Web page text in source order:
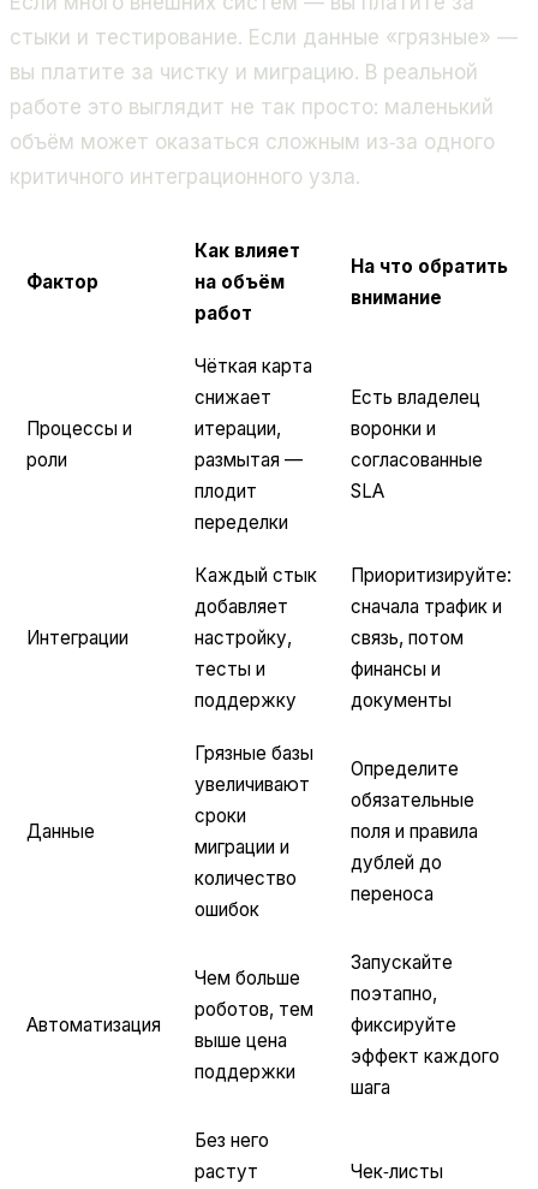
стыки и тестирование. Если данные «грязные» —
вы платите за чистку и миграцию. В реальной
работе это выглядит не так просто: маленький
объём может оказаться сложным из‑за одного
критичного интеграционного узла.
Фактор
Как влияет
на объём
работ
На что обратить
внимание
Процессы и
роли
Чёткая карта
снижает
итерации,
размытая —
плодит
переделки
Есть владелец
воронки и
согласованные
SLA
Интеграции
Каждый стык
добавляет
настройку,
тесты и
поддержку
Приоритизируйте:
сначала трафик и
связь, потом
финансы и
документы
Данные
Грязные базы
увеличивают
сроки
миграции и
количество
ошибок
Определите
обязательные
поля и правила
дублей до
переноса
Автоматизация
Чем больше
роботов, тем
выше цена
поддержки
Запускайте
поэтапно,
фиксируйте
эффект каждого
шага
Без него
растут
Чек‑листы